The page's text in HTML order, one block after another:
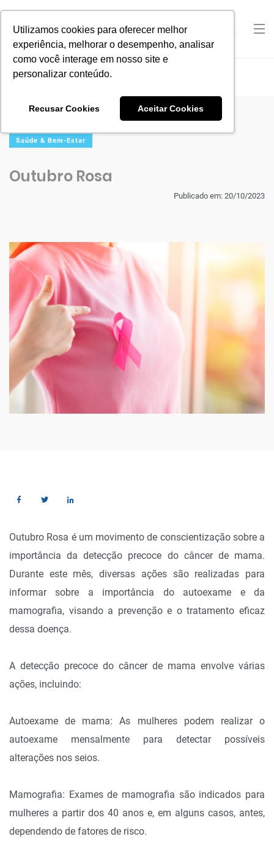
Utilizamos cookies para oferecer melhor
experiência, melhorar o desempenho, analisar
como você interage em nosso site e
personalizar conteúdo.
Recusar Cookies Aceitar Cookies
Home Saúde & Bem-Estar
Saúde & Bem-Estar
Outubro Rosa
Publicado em: 20/10/2023
Outubro Rosa é um movimento de conscientização sobre a
importância da detecção precoce do câncer de mama.
Durante este mês, diversas ações são realizadas para
informar sobre a importância do autoexame e da
mamografia, visando a prevenção e o tratamento eficaz
dessa doença.
A detecção precoce do câncer de mama envolve várias
ações, incluindo:
Autoexame de mama: As mulheres podem realizar o
autoexame mensalmente para detectar possíveis
alterações nos seios.
Mamografia: Exames de mamografia são indicados para
mulheres a partir dos 40 anos e, em alguns casos, antes,
dependendo de fatores de risco.